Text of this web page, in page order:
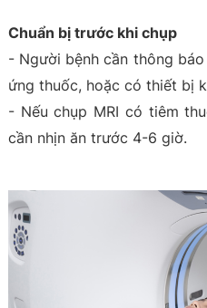
Chuẩn bị trước khi chụp
- Người bệnh cần thông
ứng thuốc, hoặc có thiết bị
- Nếu chụp MRI có tiêm
cần nhịn ăn trước 4-6 giờ.